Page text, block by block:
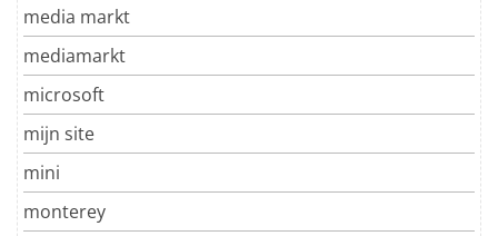
media markt
mediamarkt
microsoft
mijn site
mini
monterey